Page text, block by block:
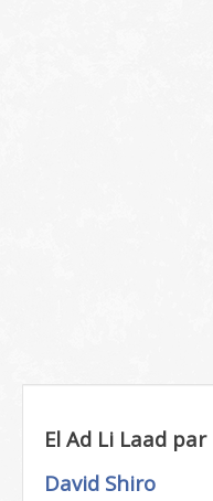
El Ad Li Laad par
David Shiro